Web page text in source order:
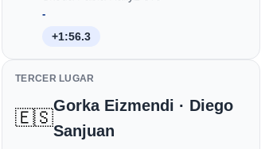
‑
+1:56.3
TERCER LUGAR
🇪🇸
Gorka Eizmendi · Diego
Sanjuan